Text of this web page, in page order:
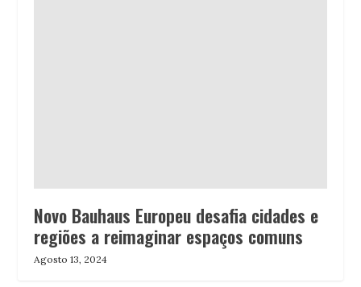
Novo Bauhaus Europeu desafia cidades e
regiões a reimaginar espaços comuns
Agosto 13, 2024